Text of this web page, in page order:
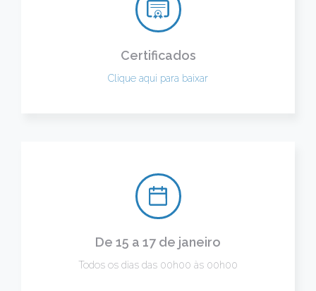
Certificados
Clique aqui para baixar
De 15 a 17 de janeiro
Todos os dias das 00h00 às 00h00